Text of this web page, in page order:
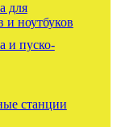
для
и ноутбуков
и пуско-
станции